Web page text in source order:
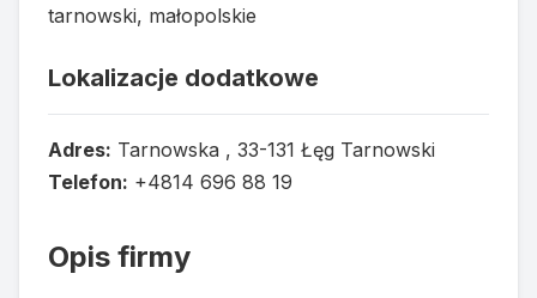
tarnowski, małopolskie
Lokalizacje dodatkowe
Adres: Tarnowska , 33-131 Łęg Tarnowski
Telefon: +4814 696 88 19
Opis firmy